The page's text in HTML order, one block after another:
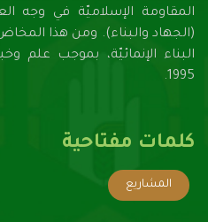
المقاومة الإسلاميّة في وجه
(الجهاد والبناء). ومن هذا
1995.
كلمات مفتاحية
المشاريع